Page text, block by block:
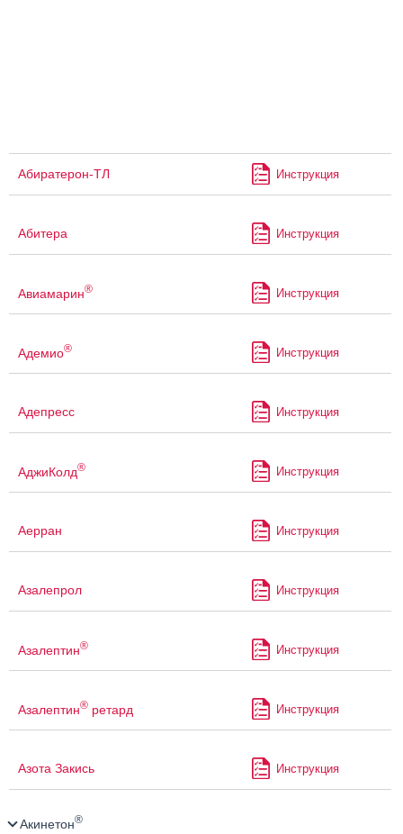
Абиратерон-ТЛ Инструкция
Абитера Инструкция
Авиамарин® Инструкция
Адемио® Инструкция
Адепресс Инструкция
АджиКолд® Инструкция
Аерран Инструкция
Азалепрол Инструкция
Азалептин® Инструкция
Азалептин® ретард Инструкция
Азота Закись Инструкция
Акинетон®